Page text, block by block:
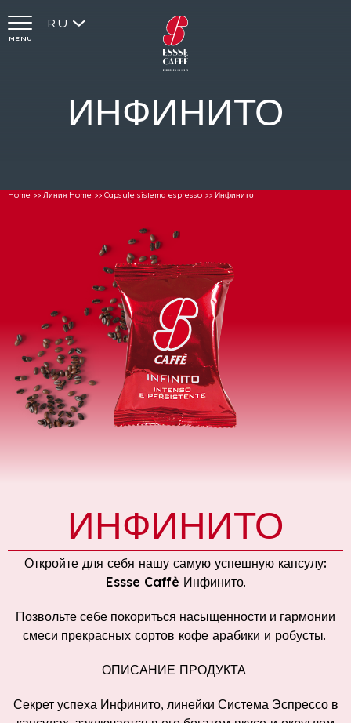
MENU
RU
ИНФИНИТО
Home >> Линия Home >> Capsule sistema espresso >> Инфинито
ИНФИНИТО
Откройте для себя нашу самую успешную капсулу:
Essse Caffè Инфинито.
Позвольте себе покориться насыщенности и гармонии
смеси прекрасных сортов кофе арабики и робусты.
ОПИСАНИЕ ПРОДУКТА
Секрет успеха Инфинито, линейки Система Эспрессо в